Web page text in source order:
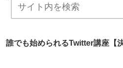
誰でも始められるTwitter講座【